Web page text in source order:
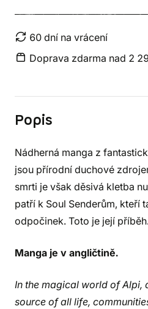
60 dní na vrácení
Doprava zdarma nad 2
Popis
Nádherná manga z
jsou přírodní duchové
smrti je však děsivá kletba
patří k Soul Senderům, kteří
odpočinek. Toto je její
Manga je v angličtině.
In the magical world of Alpi,
source of all life,